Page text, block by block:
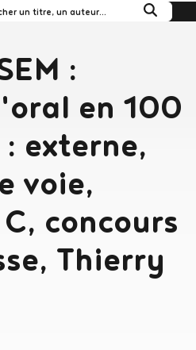
dans le
:
en 100
externe,
voie,
concours
Thierry